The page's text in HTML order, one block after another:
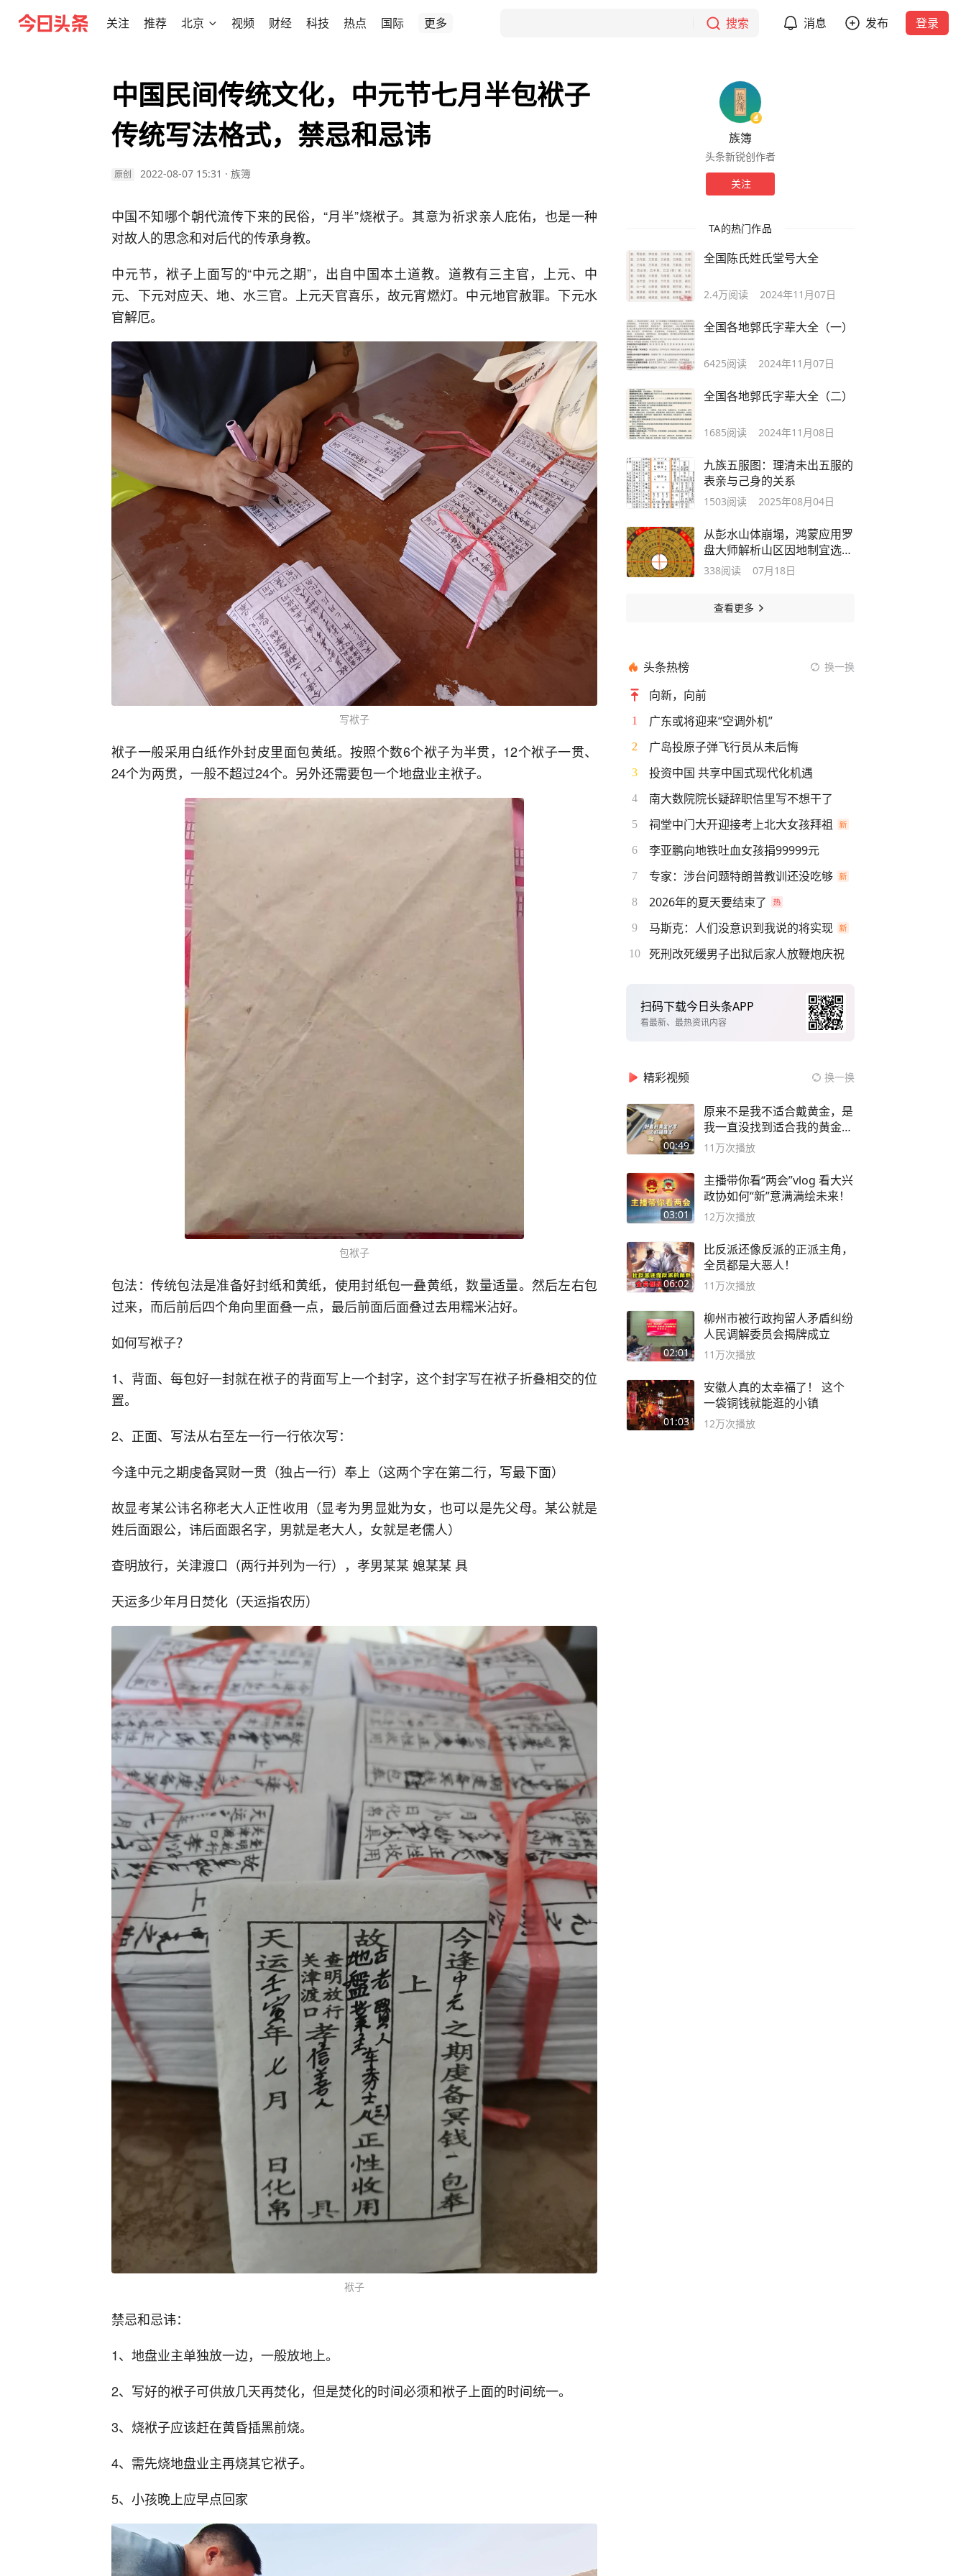
关注 推荐 北京 视频 财经 科技 热点 国际 更多 搜索 消息 发布 登录
中国民间传统文化，中元节七月半包袱子
传统写法格式，禁忌和忌讳
原创 2022-08-07 15:31 · 族簿
中国不知哪个朝代流传下来的民俗，“月半”烧袱子。其意为祈求亲人庇佑，也是一种
对故人的思念和对后代的传承身教。
中元节，袱子上面写的“中元之期”，出自中国本土道教。道教有三主官，上元、中
元、下元对应天、地、水三官。上元天官喜乐，故元宵燃灯。中元地官赦罪。下元水
官解厄。
写袱子
袱子一般采用白纸作外封皮里面包黄纸。按照个数6个袱子为半贯，12个袱子一贯、
24个为两贯，一般不超过24个。另外还需要包一个地盘业主袱子。
包袱子
包法：传统包法是准备好封纸和黄纸，使用封纸包一叠黄纸，数量适量。然后左右包
过来，而后前后四个角向里面叠一点，最后前面后面叠过去用糯米沾好。
如何写袱子？
1、背面、每包好一封就在袱子的背面写上一个封字，这个封字写在袱子折叠相交的位
置。
2、正面、写法从右至左一行一行依次写：
今逢中元之期虔备冥财一贯（独占一行）奉上（这两个字在第二行，写最下面）
故显考某公讳名称老大人正性收用（显考为男显妣为女，也可以是先父母。某公就是
姓后面跟公，讳后面跟名字，男就是老大人，女就是老儒人）
查明放行，关津渡口（两行并列为一行），孝男某某 媳某某 具
天运多少年月日焚化（天运指农历）
袱子
禁忌和忌讳：
1、地盘业主单独放一边，一般放地上。
2、写好的袱子可供放几天再焚化，但是焚化的时间必须和袱子上面的时间统一。
3、烧袱子应该赶在黄昏插黑前烧。
4、需先烧地盘业主再烧其它袱子。
5、小孩晚上应早点回家
族簿
头条新锐创作者
关注
TA的热门作品
全国陈氏姓氏堂号大全
2.4万阅读 2024年11月07日
全国各地郭氏字辈大全（一）
6425阅读 2024年11月07日
全国各地郭氏字辈大全（二）
1685阅读 2024年11月08日
九族五服图：理清未出五服的
表亲与己身的关系
1503阅读 2025年08月04日
从彭水山体崩塌，鸿蒙应用罗
盘大师解析山区因地制宜选
“靠山”
338阅读 07月18日
查看更多
头条热榜 换一换
向新，向前
1 广东或将迎来“空调外机”
2 广岛投原子弹飞行员从未后悔
3 投资中国 共享中国式现代化机遇
4 南大数院院长疑辞职信里写不想干了
5 祠堂中门大开迎接考上北大女孩拜祖
6 李亚鹏向地铁吐血女孩捐99999元
7 专家：涉台问题特朗普教训还没吃够
8 2026年的夏天要结束了
9 马斯克：人们没意识到我说的将实现
10 死刑改死缓男子出狱后家人放鞭炮庆祝
扫码下载今日头条APP
看最新、最热资讯内容
精彩视频 换一换
00:49
原来不是我不适合戴黄金，是
我一直没找到适合我的黄金
😭
11万次播放
03:01
主播带你看“两会”vlog 看大兴
政协如何“新”意满满绘未来！
12万次播放
06:02
比反派还像反派的正派主角，
全员都是大恶人！
11万次播放
02:01
柳州市被行政拘留人矛盾纠纷
人民调解委员会揭牌成立
11万次播放
01:03
安徽人真的太幸福了！ 这个
一袋铜钱就能逛的小镇
12万次播放